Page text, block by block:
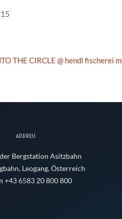
THE CIRCLE @ hendl fischerei
ADDRESS
Bergstation Asitzbahn
Leogang, Österreich
+43 6583 20 800 800